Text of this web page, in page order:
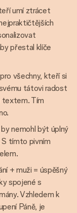
umí ztrácet
přestal klíče
všechny, kteří si
tátovi radost
textem. Tím
nemohl být úplný
S tímto pivním
+ muži = úspěšný
spojené s
Vzhledem k
Páně, je